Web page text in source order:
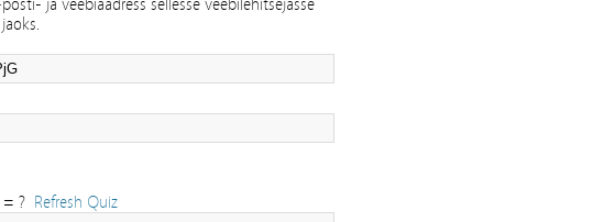
= ? Refresh Quiz